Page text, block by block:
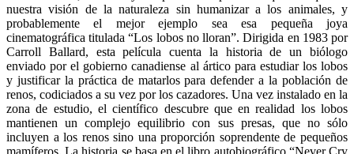
nuestra visión de la naturaleza sin humanizar a los animales, y
probablemente el mejor ejemplo sea esa pequeña joya
cinematográfica titulada “Los lobos no lloran”. Dirigida en 1983 por
Carroll Ballard, esta película cuenta la historia de un biólogo
enviado por el gobierno canadiense al ártico para estudiar los lobos
y justificar la práctica de matarlos para defender a la población de
renos, codiciados a su vez por los cazadores. Una vez instalado en la
zona de estudio, el científico descubre que en realidad los lobos
mantienen un complejo equilibrio con sus presas, que no sólo
incluyen a los renos sino una proporción soprendente de pequeños